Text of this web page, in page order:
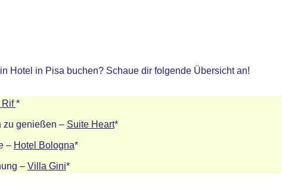
Hotel in Pisa buchen? Schaue dir folgende Übersicht an!
Rif*
zu genießen – Suite Heart*
– Hotel Bologna*
– Villa Gini*